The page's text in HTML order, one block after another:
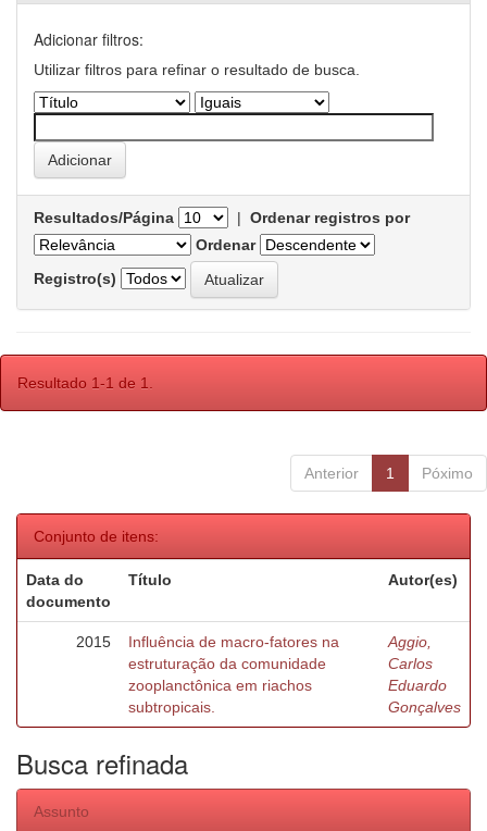
Adicionar filtros:
Utilizar filtros para refinar o resultado de busca.
Resultados/Página | Ordenar registros por
Ordenar
Registro(s)
Resultado 1-1 de 1.
Anterior 1 Póximo
Conjunto de itens:
Data do
documento
Título Autor(es)
2015
Influência de macro-fatores na
estruturação da comunidade
zooplanctônica em riachos
subtropicais.
Aggio,
Carlos
Eduardo
Gonçalves
Busca refinada
Assunto